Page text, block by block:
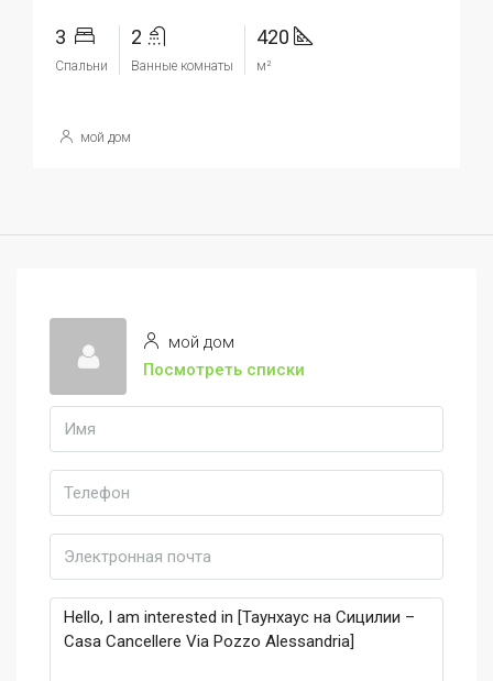
3
Спальни
2
Ванные комнаты
420
м²
мой дом
мой дом
Посмотреть списки